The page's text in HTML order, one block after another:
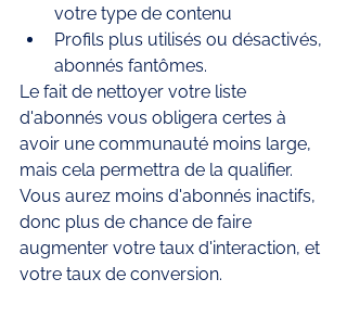
votre type de contenu
Profils plus utilisés ou désactivés,
abonnés fantômes.
Le fait de nettoyer votre liste
d'abonnés vous obligera certes à
avoir une communauté moins large,
mais cela permettra de la qualifier.
Vous aurez moins d'abonnés inactifs,
donc plus de chance de faire
augmenter votre taux d'interaction, et
votre taux de conversion.